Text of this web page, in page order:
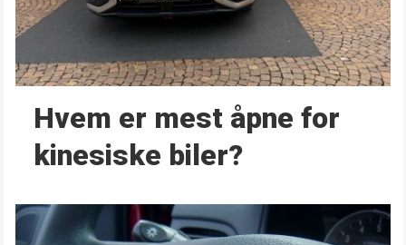
Hvem er mest åpne for
kinesiske biler?